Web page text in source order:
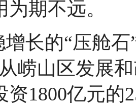
期不远。
长的“压舱
崂山区发展
资1800亿元